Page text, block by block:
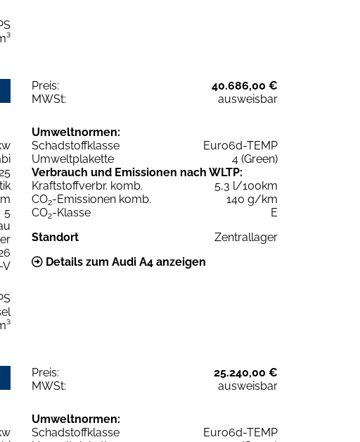
Preis:
40.686,00 €
MWSt:
ausweisbar
5
V
Umweltnormen:
Schadstoffklasse
Euro6d-TEMP
Umweltplakette
4 (Green)
Verbrauch und Emissionen nach WLTP:
Kraftstoffverbr. komb.
5,3 l/100km
CO2-Emissionen komb.
140 g/km
CO2-Klasse
E
Standort
Zentrallager
Details zum Audi A4 anzeigen
Preis:
25.240,00 €
MWSt:
ausweisbar
Umweltnormen:
Schadstoffklasse
Euro6d-TEMP